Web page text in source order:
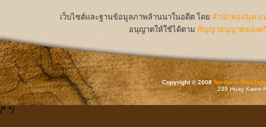
เว็บไซต์และฐานข้อมูลภาพล้านนาในอดีต โดย สำนักหอสมุด ม
อนุญาตให้ใช้ได้ตาม สัญญาอนุญาตของค
Copyright © 2008Northern Thai
239 Huay Kaew
/* */